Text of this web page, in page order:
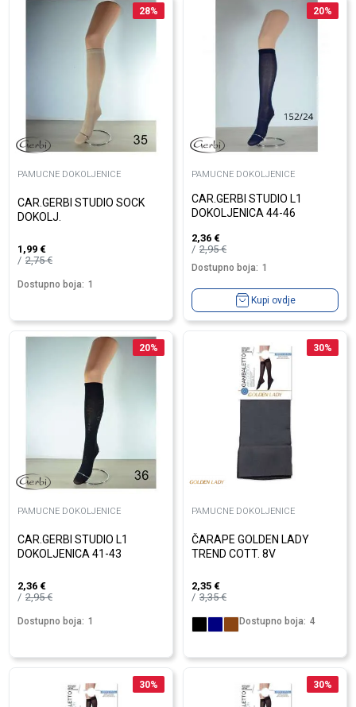
28%
PAMUCNE DOKOLJENICE
CAR.GERBI STUDIO SOCK
DOKOLJ.
1,99 €
2,75€
Dostupno boja: 1
20%
PAMUCNE DOKOLJENICE
CAR.GERBI STUDIO L1
DOKOLJENICA 44-46
2,36 €
2,95€
Dostupno boja: 1
Kupi ovdje
20%
PAMUCNE DOKOLJENICE
CAR.GERBI STUDIO L1
DOKOLJENICA 41-43
2,36 €
2,95€
Dostupno boja: 1
30%
PAMUCNE DOKOLJENICE
ČARAPE GOLDEN LADY
TREND COTT. 8V
2,35 €
3,35€
Dostupno boja: 4
30% 30%